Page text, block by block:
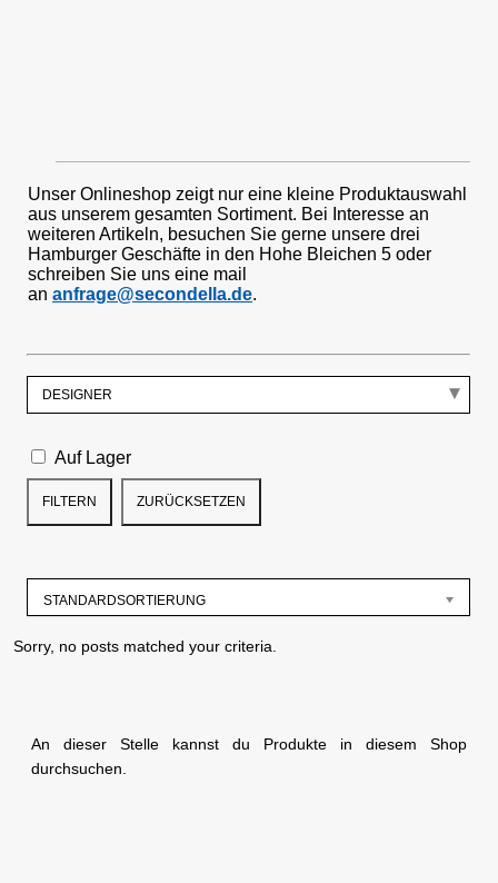
Unser Onlineshop zeigt nur eine kleine Produktauswahl
aus unserem gesamten Sortiment. Bei Interesse an
weiteren Artikeln, besuchen Sie gerne unsere drei
Hamburger Geschäfte in den Hohe Bleichen 5 oder
schreiben Sie uns eine mail
an anfrage@secondella.de.
Auf Lager
ZURÜCKSETZEN
FILTERN
STANDARDSORTIERUNG
Sorry, no posts matched your criteria.
An dieser Stelle kannst du Produkte in diesem Shop
durchsuchen.